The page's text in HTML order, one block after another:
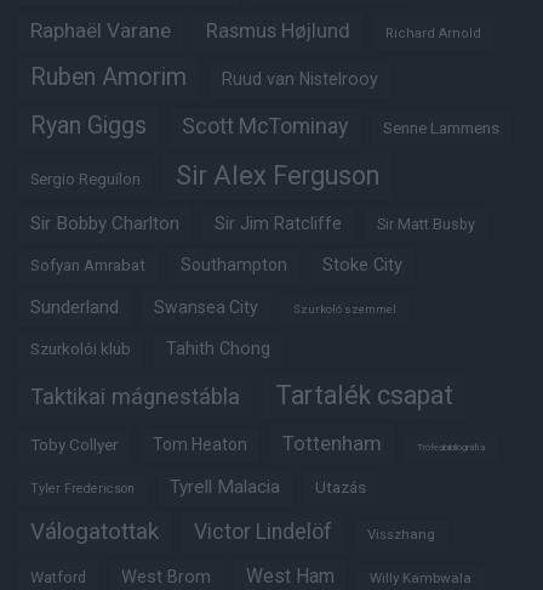
Raphaël Varane Rasmus Højlund Richard Arnold
Ruben Amorim Ruud van Nistelrooy
Ryan Giggs Scott McTominay Senne Lammens
Sergio Reguilon Sir Alex Ferguson
Sir Bobby Charlton Sir Jim Ratcliffe Sir Matt Busby
Sofyan Amrabat Southampton Stoke City
Sunderland Swansea City Szurkoló szemmel
Szurkolói klub Tahith Chong
Taktikai mágnestábla Tartalék csapat
Toby Collyer Tom Heaton Tottenham Trófeabibliográfia
Tyler Fredericson Tyrell Malacia Utazás
Válogatottak Victor Lindelöf Visszhang
Watford West Brom West Ham Willy Kambwala